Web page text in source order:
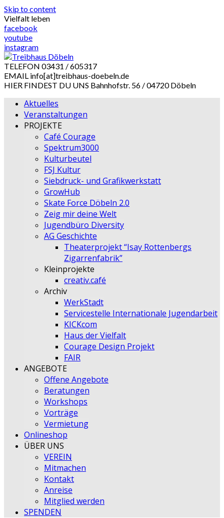
Skip to content
Vielfalt leben
facebook
youtube
instagram
TELEFON 03431 / 605317
EMAIL info[at]treibhaus-doebeln.de
HIER FINDEST DU UNS Bahnhofstr. 56 / 04720 Döbeln
Aktuelles
Veranstaltungen
PROJEKTE
Café Courage
Spektrum3000
Kulturbeutel
FSJ Kultur
Siebdruck- und Grafikwerkstatt
GrowHub
Skate Force Döbeln 2.0
Zeig mir deine Welt
Jugendbüro Diversity
AG Geschichte
Theaterprojekt “Isay Rottenbergs
Zigarrenfabrik”
Kleinprojekte
creativ.café
Archiv
WerkStadt
Servicestelle Internationale Jugendarbeit
KICKcom
Haus der Vielfalt
Courage Design Projekt
FAIR
ANGEBOTE
Offene Angebote
Beratungen
Workshops
Vorträge
Vermietung
Onlineshop
ÜBER UNS
VEREIN
Mitmachen
Kontakt
Anreise
Mitglied werden
SPENDEN